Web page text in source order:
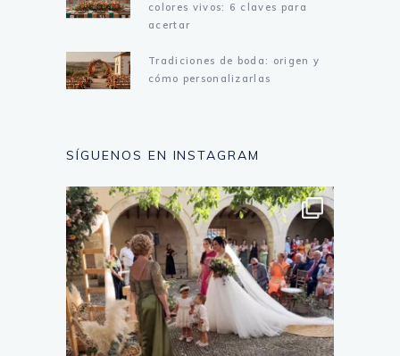
colores vivos: 6 claves para
acertar
Tradiciones de boda: origen y
cómo personalizarlas
SÍGUENOS EN INSTAGRAM